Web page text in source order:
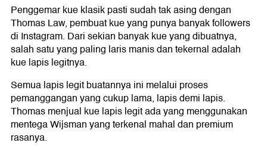
Penggemar kue klasik pasti sudah tak asing dengan
Thomas Law, pembuat kue yang punya banyak followers
di Instagram. Dari sekian banyak kue yang dibuatnya,
salah satu yang paling laris manis dan tekernal adalah
kue lapis legitnya.
Semua lapis legit buatannya ini melalui proses
pemanggangan yang cukup lama, lapis demi lapis.
Thomas menjual kue lapis legit ada yang menggunakan
mentega Wijsman yang terkenal mahal dan premium
rasanya.